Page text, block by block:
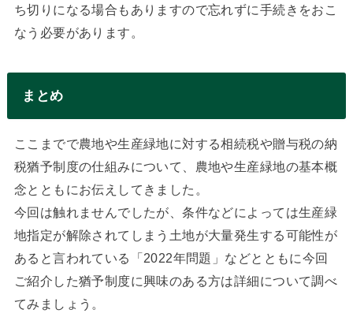
ち切りになる場合もありますので忘れずに手続きをおこ
なう必要があります。
まとめ
ここまでで農地や生産緑地に対する相続税や贈与税の納
税猶予制度の仕組みについて、農地や生産緑地の基本概
念とともにお伝えしてきました。
今回は触れませんでしたが、条件などによっては生産緑
地指定が解除されてしまう土地が大量発生する可能性が
あると言われている「2022年問題」などとともに今回
ご紹介した猶予制度に興味のある方は詳細について調べ
てみましょう。